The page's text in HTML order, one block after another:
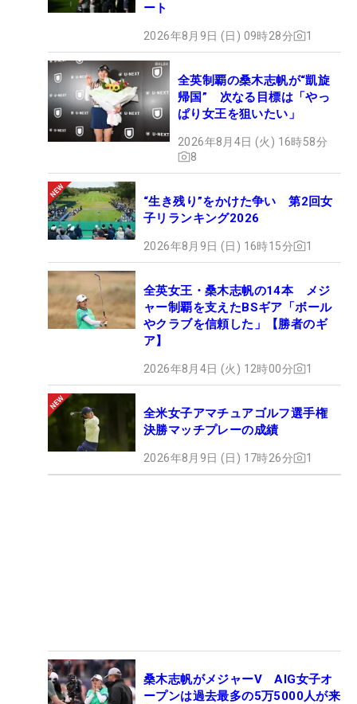
ート
2026年8月9日 (日) 09時28分 1
全英制覇の桑木志帆が“凱旋
帰国” 次なる目標は「やっ
ぱり女王を狙いたい」
2026年8月4日 (火) 16時58分
8
“生き残り”をかけた争い 第2回女
子リランキング2026
2026年8月9日 (日) 16時15分 1
全英女王・桑木志帆の14本 メジ
ャー制覇を支えたBSギア「ボール
やクラブを信頼した」【勝者のギ
ア】
2026年8月4日 (火) 12時00分 1
全米女子アマチュアゴルフ選手権
決勝マッチプレーの成績
2026年8月9日 (日) 17時26分 1
桑木志帆がメジャーV AIG女子オ
ープンは過去最多の5万5000人が来